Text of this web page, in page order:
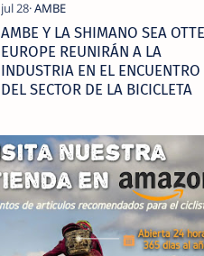
AMBE Y LA SHIMANO SEA
EUROPE REUNIRÁN A LA
INDUSTRIA EN EL ENCUENTRO
DEL SECTOR DE LA BICICLETA